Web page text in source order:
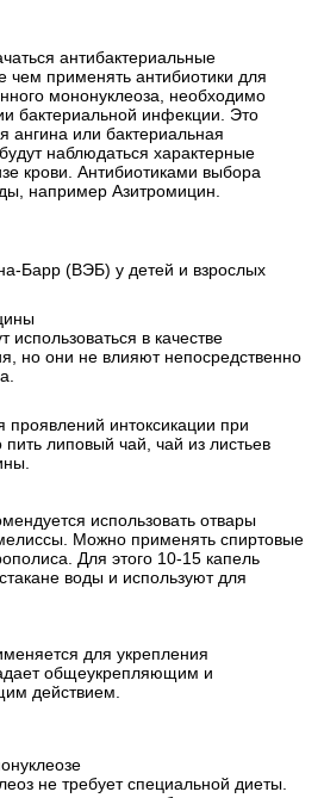
антибактериальные
чем применять антибиотики для
мононуклеоза, необходимо
бактериальной инфекции. Это
ангина или бактериальная
наблюдаться характерные
крови. Антибиотиками выбора
например Азитромицин.
Барр (ВЭБ) у детей и взрослых
использоваться в качестве
но они не влияют непосредственно
интоксикации при
липовый чай, чай из листьев
использовать отвары
Можно применять спиртовые
Для этого 10-15 капель
воды и используют для
для укрепления
общеукрепляющим и
действием.
не требует специальной диеты.